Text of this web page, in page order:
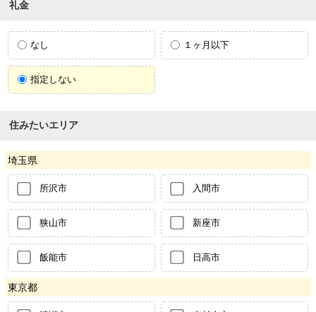
礼金
なし １ヶ月以下
指定しない
住みたいエリア
埼玉県
所沢市 入間市
狭山市 新座市
飯能市 日高市
東京都